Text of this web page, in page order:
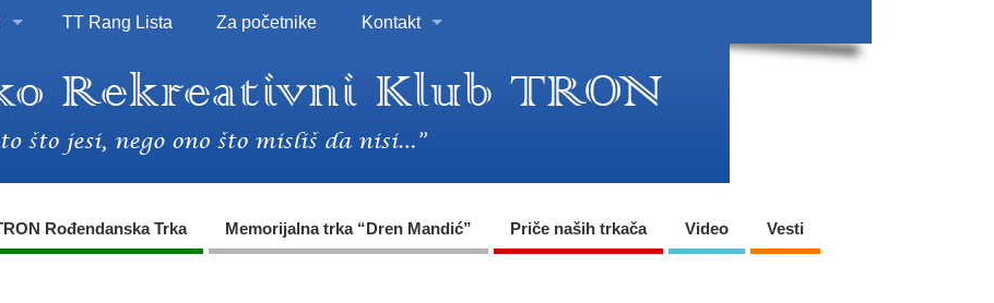
TT Rang Lista Za početnike Kontakt
Rođendanska Trka Memorijalna trka “Dren Mandić” Priče naših trkača Video Vesti